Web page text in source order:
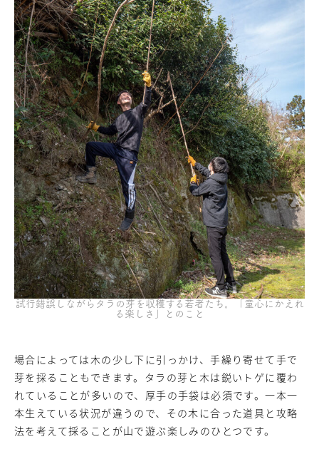
試行錯誤しながらタラの芽を収穫する若者たち。「童心にかえれ
る楽しさ」とのこと
場合によっては木の少し下に引っかけ、手繰り寄せて手で
芽を採ることもできます。タラの芽と木は鋭いトゲに覆わ
れていることが多いので、厚手の手袋は必須です。一本一
本生えている状況が違うので、その木に合った道具と攻略
法を考えて採ることが山で遊ぶ楽しみのひとつです。